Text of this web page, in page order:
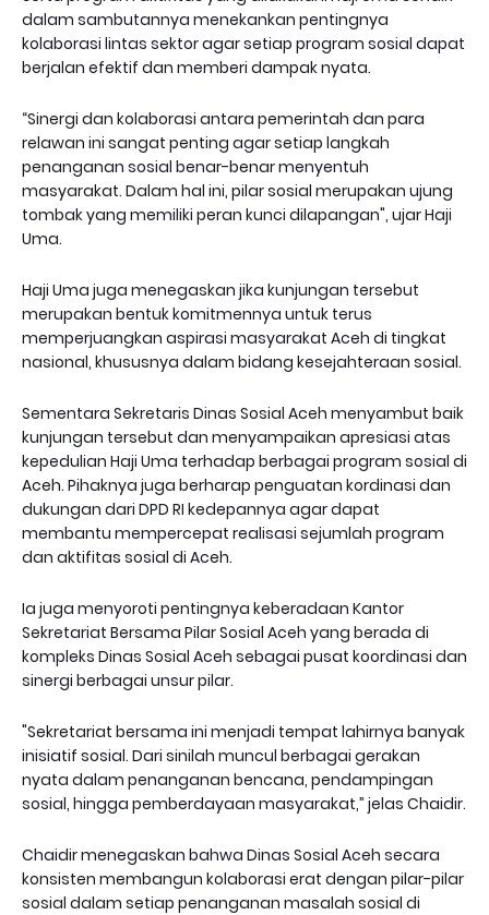
dalam sambutannya menekankan pentingnya
kolaborasi lintas sektor agar setiap program sosial dapat
berjalan efektif dan memberi dampak nyata.
“Sinergi dan kolaborasi antara pemerintah dan para
relawan ini sangat penting agar setiap langkah
penanganan sosial benar-benar menyentuh
masyarakat. Dalam hal ini, pilar sosial merupakan ujung
tombak yang memiliki peran kunci dilapangan", ujar Haji
Uma.
Haji Uma juga menegaskan jika kunjungan tersebut
merupakan bentuk komitmennya untuk terus
memperjuangkan aspirasi masyarakat Aceh di tingkat
nasional, khususnya dalam bidang kesejahteraan sosial.
Sementara Sekretaris Dinas Sosial Aceh menyambut baik
kunjungan tersebut dan menyampaikan apresiasi atas
kepedulian Haji Uma terhadap berbagai program sosial di
Aceh. Pihaknya juga berharap penguatan kordinasi dan
dukungan dari DPD RI kedepannya agar dapat
membantu mempercepat realisasi sejumlah program
dan aktifitas sosial di Aceh.
Ia juga menyoroti pentingnya keberadaan Kantor
Sekretariat Bersama Pilar Sosial Aceh yang berada di
kompleks Dinas Sosial Aceh sebagai pusat koordinasi dan
sinergi berbagai unsur pilar.
"Sekretariat bersama ini menjadi tempat lahirnya banyak
inisiatif sosial. Dari sinilah muncul berbagai gerakan
nyata dalam penanganan bencana, pendampingan
sosial, hingga pemberdayaan masyarakat,” jelas Chaidir.
Chaidir menegaskan bahwa Dinas Sosial Aceh secara
konsisten membangun kolaborasi erat dengan pilar-pilar
sosial dalam setiap penanganan masalah sosial di